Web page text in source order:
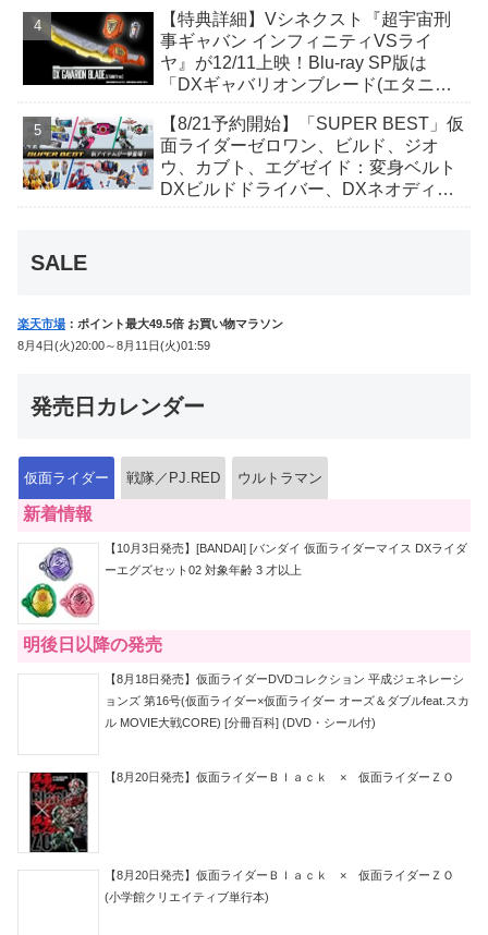
【特典詳細】Vシネクスト『超宇宙刑
事ギャバン インフィニティVSライ
ヤ』が12/11上映！Blu-ray SP版は
「DXギャバリオンブレード(エタニテ
か豪華特典付き！
【8/21予約開始】「SUPER BEST」仮
面ライダーゼロワン、ビルド、ジオ
ウ、カブト、エグゼイド：変身ベルト
DXビルドドライバー、DXネオディケ
SALE
楽天市場 ：ポイント最大49.5倍 お買い物マラソン
8月4日(火)20:00～8月11日(火)01:59
発売日カレンダー
仮面ライダー 戦隊／PJ.RED ウルトラマン
新着情報
【10月3日発売】[BANDAI] [バンダイ 仮面ライダーマイス DXライダ
ーエグズセット02 対象年齢 3 才以上
明後日以降の発売
【8月18日発売】仮面ライダーDVDコレクション 平成ジェネレーシ
ョンズ 第16号(仮面ライダー×仮面ライダー オーズ＆ダブルfeat.スカ
ル MOVIE大戦CORE) [分冊百科] (DVD・シール付)
【8月20日発売】仮面ライダーＢｌａｃｋ × 仮面ライダーＺＯ
【8月20日発売】仮面ライダーＢｌａｃｋ × 仮面ライダーＺＯ
(小学館クリエイティブ単行本)